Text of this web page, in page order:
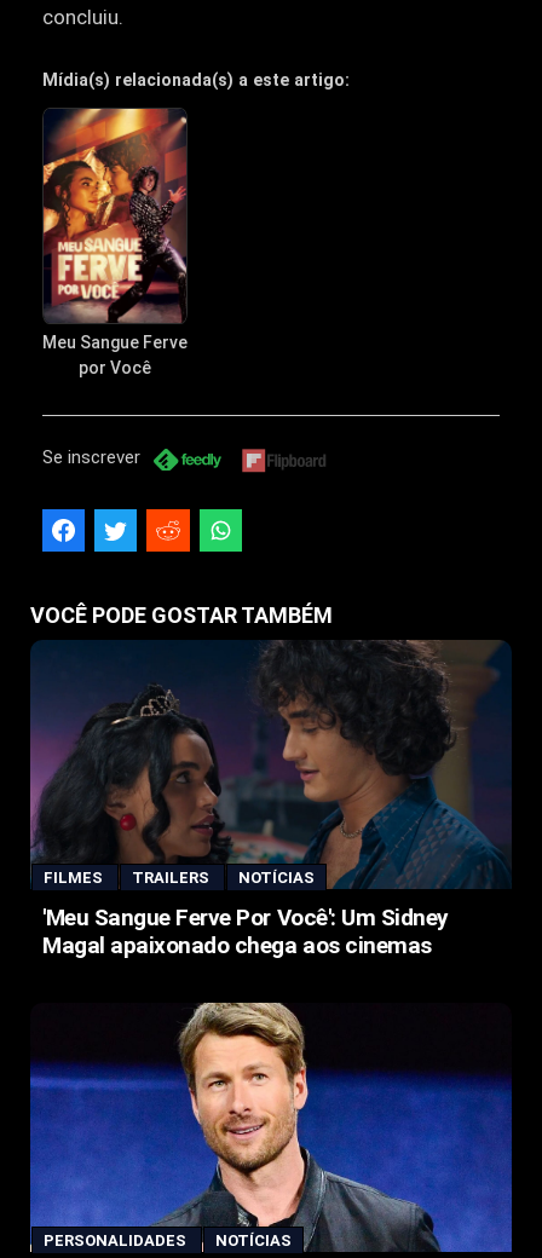
concluiu.
Mídia(s) relacionada(s) a este artigo:
Meu Sangue Ferve
por Você
Se inscrever
VOCÊ PODE GOSTAR TAMBÉM
FILMES TRAILERS NOTÍCIAS
'Meu Sangue Ferve Por Você': Um Sidney
Magal apaixonado chega aos cinemas
PERSONALIDADES NOTÍCIAS